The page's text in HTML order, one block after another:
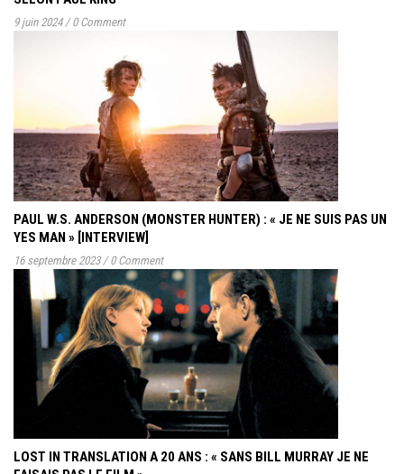
9 juin 2024 / 0 Comment
PAUL W.S. ANDERSON (MONSTER HUNTER) : « JE NE SUIS PAS UN
YES MAN » [INTERVIEW]
16 septembre 2023 / 0 Comment
LOST IN TRANSLATION A 20 ANS : « SANS BILL MURRAY JE NE